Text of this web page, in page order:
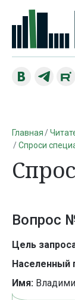
Главная
Спроси
Вопрос
Цель
Населенный
Имя: